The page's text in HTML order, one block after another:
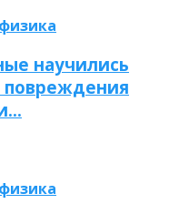
научились
повреждения